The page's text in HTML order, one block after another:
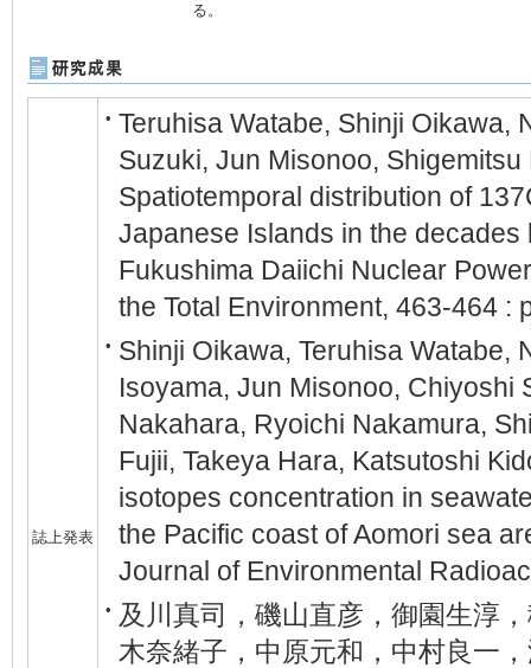
る。
誌上発表
• Teruhisa Watabe, Shinji Oikawa,
Suzuki, Jun Misonoo,
Spatiotemporal distribution of
Japanese Islands in the
Fukushima Daiichi Nuclear
the Total Environment, 463-464 :
• Shinji Oikawa, Teruhisa Watabe,
Isoyama, Jun Misonoo, Chiyoshi
Nakahara, Ryoichi Nakamura,
Fujii, Takeya Hara, Katsutoshi
isotopes concentration in
the Pacific coast of Aomori sea
Journal of Environmental
• 及川真司，磯山直彦，御園生淳
木奈緒子，中原元和，中村良一